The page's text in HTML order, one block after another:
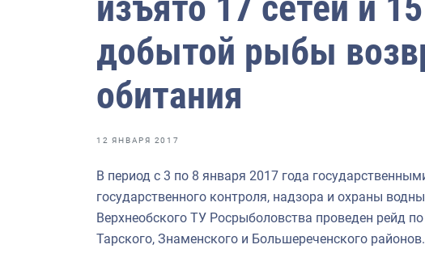
Рыбоохрана России
Большая африканская экспедиция
добытой рыбы
обитания
12 ЯНВАРЯ 2017
В период с 3 по 8 января 2017 года
государственного контроля, надзора и охраны
Верхнеобского ТУ Росрыболовства проведен рейд
Тарского, Знаменского и Большереченского районов.